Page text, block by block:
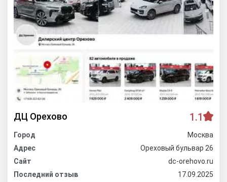
ДЦ Орехово 1.1
Город
Москва
Адрес
Ореховый бульвар 26
Сайт
dс-orehovo.ru
Последний отзыв
17.09.2025